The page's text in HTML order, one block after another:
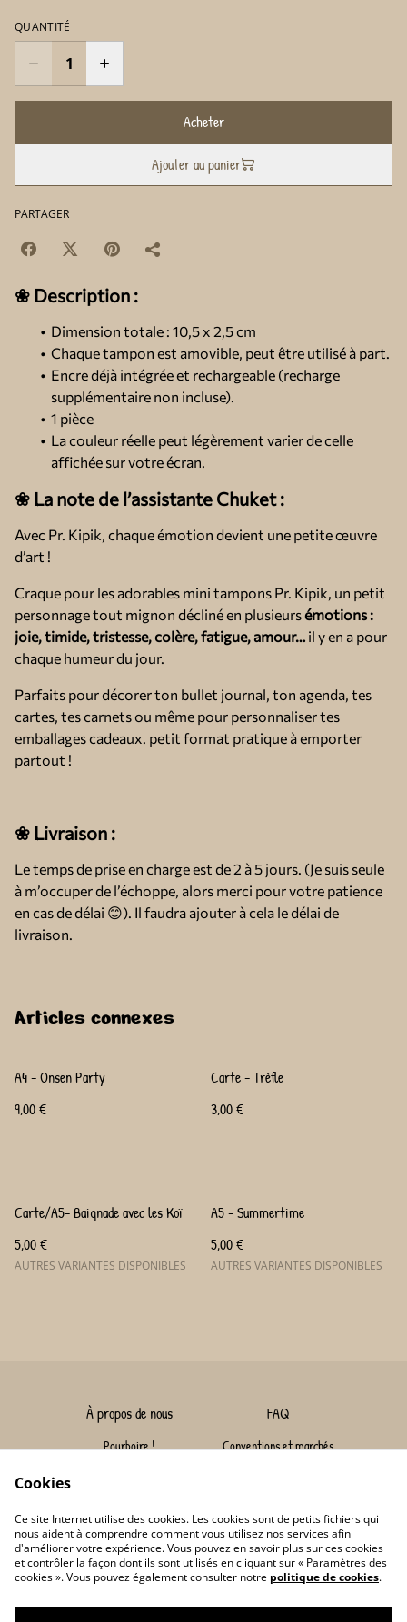
QUANTITÉ
Acheter
Ajouter au panier
PARTAGER
❀ Description :
Dimension totale : 10,5 x 2,5 cm
Chaque tampon est amovible, peut être utilisé à part.
Encre déjà intégrée et rechargeable (recharge
supplémentaire non incluse).
1 pièce
La couleur réelle peut légèrement varier de celle
affichée sur votre écran.
❀ La note de l’assistante Chuket :
Avec Pr. Kipik, chaque émotion devient une petite œuvre
d’art !
Craque pour les adorables mini tampons Pr. Kipik, un petit
personnage tout mignon décliné en plusieursémotions :
joie, timide, tristesse, colère, fatigue, amour… il y en a pour
chaque humeur du jour.
Parfaits pour décorer ton bullet journal, ton agenda, tes
cartes, tes carnets ou même pour personnaliser tes
emballages cadeaux. petit format pratique à emporter
partout !
❀ Livraison :
Le temps de prise en charge est de 2 à 5 jours. (Je suis seule
à m’occuper de l’échoppe, alors merci pour votre patience
en cas de délai 😊). Il faudra ajouter à cela le délai de
livraison.
Articles connexes
A4 - Onsen Party
9,00 €
Carte - Trèfle
3,00 €
Carte/A5- Baignade avec les Koï
5,00 €
AUTRES VARIANTES DISPONIBLES
A5 - Summertime
5,00 €
AUTRES VARIANTES DISPONIBLES
À propos de nous
Pourboire !
FAQ
Conventions et marchés
Conditions générales de vente Politique de cookies
Cookies
Ce site Internet utilise des cookies. Les cookies sont de petits fichiers qui
nous aident à comprendre comment vous utilisez nos services afin
d'améliorer votre expérience. Vous pouvez en savoir plus sur ces cookies
et contrôler la façon dont ils sont utilisés en cliquant sur « Paramètres des
cookies ». Vous pouvez également consulter notre politique de cookies.